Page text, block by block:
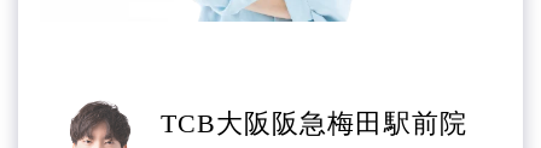
TCB大阪阪急梅田駅前院